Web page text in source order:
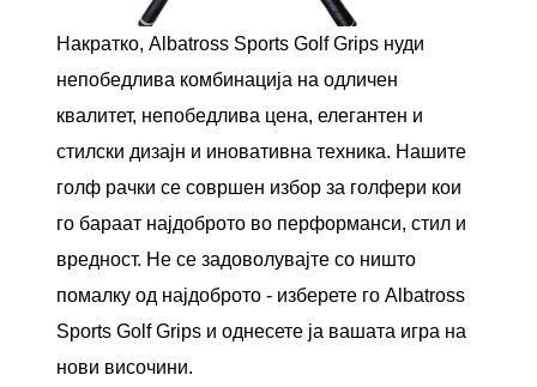
Накратко, Albatross Sports Golf Grips нуди
непобедлива комбинација на одличен
квалитет, непобедлива цена, елегантен и
стилски дизајн и иновативна техника. Нашите
голф рачки се совршен избор за голфери кои
го бараат најдоброто во перформанси, стил и
вредност. Не се задоволувајте со ништо
помалку од најдоброто - изберете го Albatross
Sports Golf Grips и однесете ја вашата игра на
нови височини.